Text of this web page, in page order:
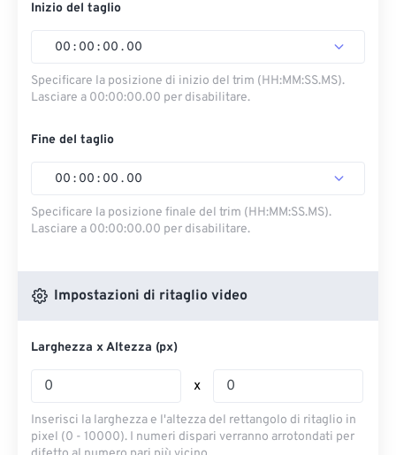
Inizio del taglio
00 : 00 : 00 . 00
Specificare la posizione di inizio del trim (HH:MM:SS.MS).
Lasciare a 00:00:00.00 per disabilitare.
Fine del taglio
00 : 00 : 00 . 00
Specificare la posizione finale del trim (HH:MM:SS.MS).
Lasciare a 00:00:00.00 per disabilitare.
Impostazioni di ritaglio video
Larghezza x Altezza (px)
x
Inserisci la larghezza e l'altezza del rettangolo di ritaglio in
pixel (0 - 10000). I numeri dispari verranno arrotondati per